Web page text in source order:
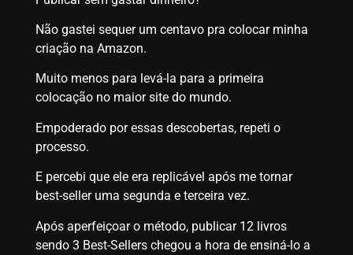
Não gastei sequer um centavo pra colocar minha
criação na Amazon.
Muito menos para levá-la para a primeira
colocação no maior site do mundo.
Empoderado por essas descobertas, repeti o
processo.
E percebi que ele era replicável após me tornar
best-seller uma segunda e terceira vez.
Após aperfeiçoar o método, publicar 12 livros
sendo 3 Best-Sellers chegou a hora de ensiná-lo a